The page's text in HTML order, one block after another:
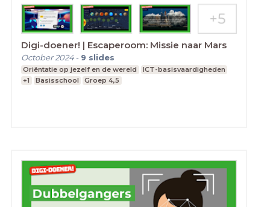
Digi-doener! | Escaperoom: Missie naar Mars
October 2024- 9 slides
Oriëntatie op jezelf en de wereld
ICT-basisvaardigheden
+1
Basisschool Groep 4,5